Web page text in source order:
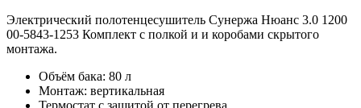
Электрический полотенцесушитель Сунержа Нюанс 3.0 1200
00-5843-1253 Комплект с полкой и и коробами скрытого
монтажа.
Объём бака: 80 л
Монтаж: вертикальная
Термостат с защитой от перегрева